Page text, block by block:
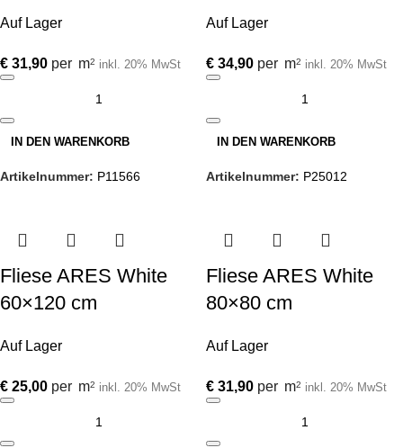
Auf Lager
€ 31,90 per m2 inkl. 20% MwSt
IN DEN WARENKORB
Artikelnummer: P11566
Auf Lager
€ 34,90 per m2 inkl. 20% MwSt
IN DEN WARENKORB
Artikelnummer: P25012
Fliese ARES White
60×120 cm
Auf Lager
€ 25,00 per m2 inkl. 20% MwSt
Fliese ARES White
80×80 cm
Auf Lager
€ 31,90 per m2 inkl. 20% MwSt